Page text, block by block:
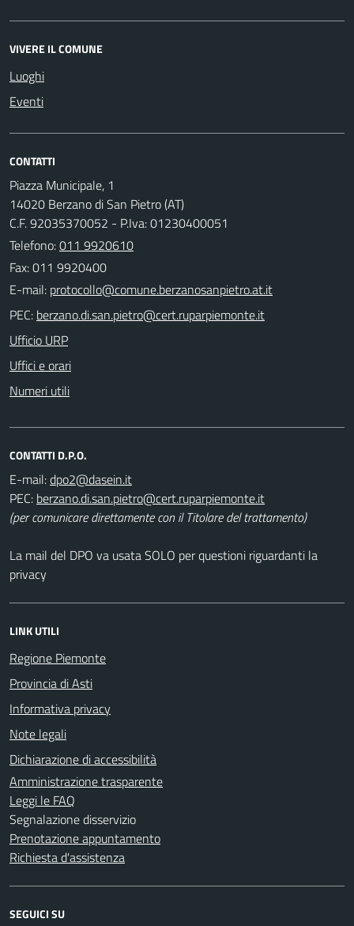
VIVERE IL COMUNE
Luoghi
Eventi
CONTATTI
Piazza Municipale, 1
14020 Berzano di San Pietro (AT)
C.F. 92035370052 - P.Iva: 01230400051
Telefono:011 9920610
Fax: 011 9920400
E-mail:
PEC:
Ufficio URP
Uffici e orari
Numeri utili
CONTATTI D.P.O.
E-mail:
PEC:
(per comunicare direttamente con il Titolare del trattamento)
La mail del DPO va usata SOLO per questioni riguardanti la
privacy
LINK UTILI
Regione Piemonte
Provincia di Asti
Informativa privacy
Note legali
Dichiarazione di accessibilità
Amministrazione trasparente
Leggi le FAQ
Segnalazione disservizio
Prenotazione appuntamento
Richiesta d'assistenza
SEGUICI SU